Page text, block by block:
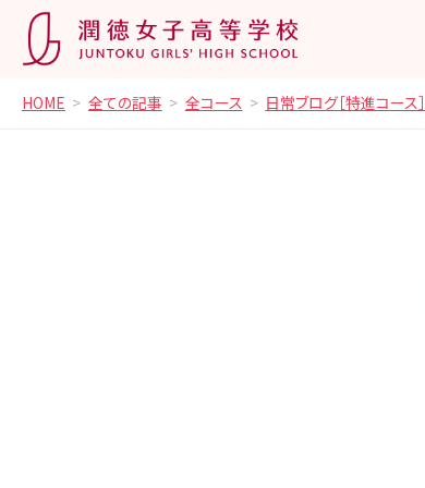
HOME 全ての記事 全コース 日常ブログ［特進コース］